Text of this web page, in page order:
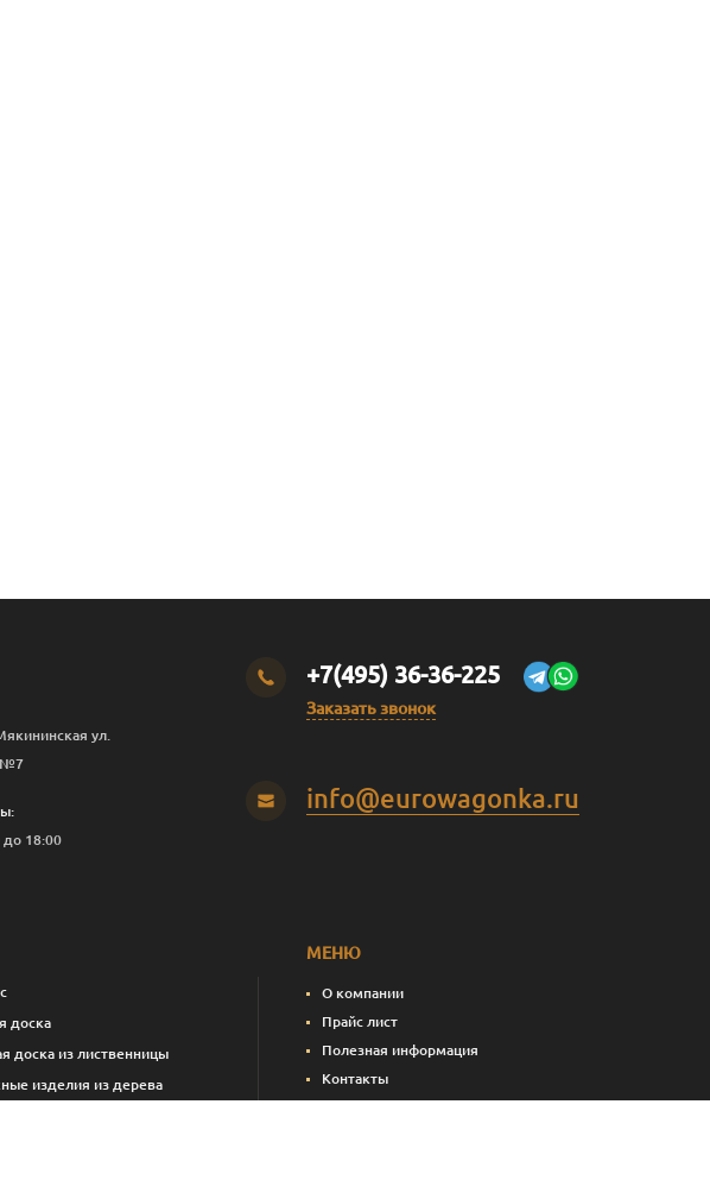
ул.
№7
до 18:00
+7(495) 36-36-225
Заказать звонок
info@eurowagonka.ru
доска
доска из лиственницы
изделия из дерева
МЕНЮ
О компании
Прайс лист
Полезная информация
Контакты